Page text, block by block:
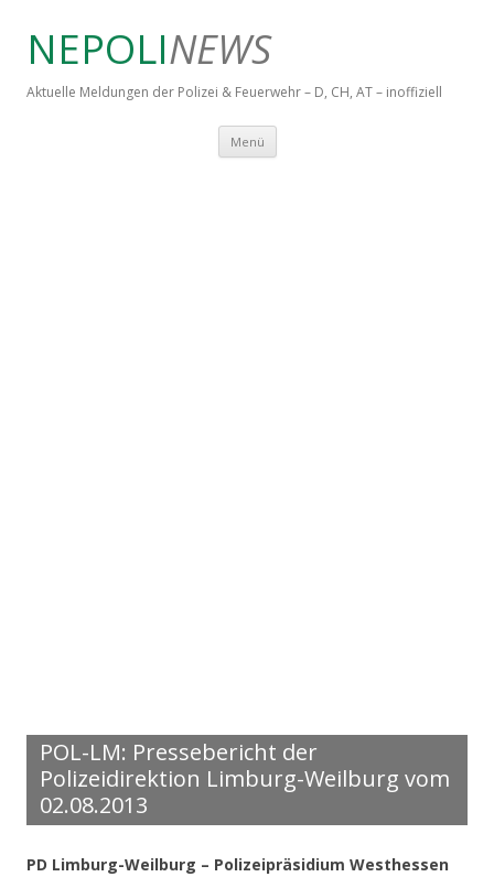
NEPOLINEWS
Aktuelle Meldungen der Polizei & Feuerwehr – D, CH, AT – inoffiziell
Menü Springe zum Inhalt
POL-LM: Pressebericht der
Polizeidirektion Limburg-Weilburg vom
02.08.2013
PD Limburg-Weilburg – Polizeipräsidium Westhessen